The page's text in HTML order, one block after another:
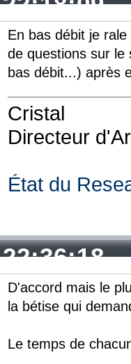
En bas débit je
de questions sur le
bas débit...) après
Cristal
Directeur
État du
D'accord mais le
la bétise qui
Le temps de